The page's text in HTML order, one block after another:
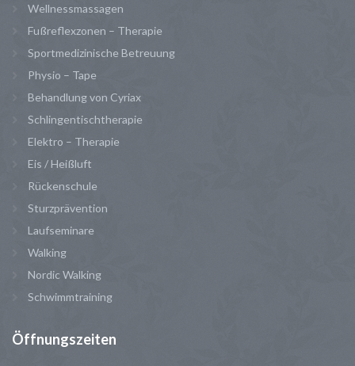
Wellnessmassagen
Fußreflexzonen – Therapie
Sportmedizinische Betreuung
Physio – Tape
Behandlung von Cyriax
Schlingentischtherapie
Elektro – Therapie
Eis / Heißluft
Rückenschule
Sturzprävention
Laufseminare
Walking
Nordic Walking
Schwimmtraining
Öffnungszeiten